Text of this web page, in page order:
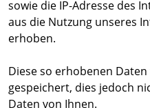
sowie die IP-Adresse des
aus die Nutzung unseres
erhoben.
Diese so erhobenen
gespeichert, dies jedoch
Daten von Ihnen.